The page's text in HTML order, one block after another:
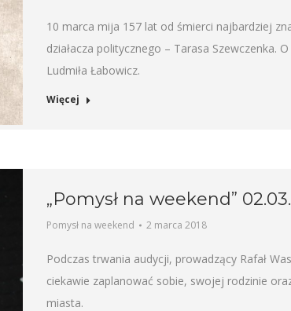
10 marca mija 157 lat od śmierci najbardziej
działacza politycznego – Tarasa Szewczenka.
Ludmiła Łabowicz.
Więcej
„Pomysł na weekend”
Pomysł na weekend 2 marca 2018
Podczas trwania audycji, prowadzący Rafał
ciekawie zaplanować sobie, swojej rodzinie
miasta.